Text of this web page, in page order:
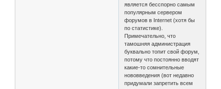
является бесспорно самым
популярным сервером
форумов в Internet (хотя бы
по статистике).
Примечательно, что
тамошняя администрация
буквально топит свой форум,
потому что постоянно вводят
какие-то сомнительные
нововведения (вот недавно
придумали запретить всем